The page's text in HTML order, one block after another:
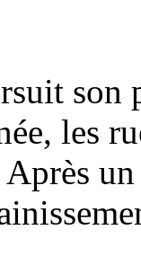
les
un